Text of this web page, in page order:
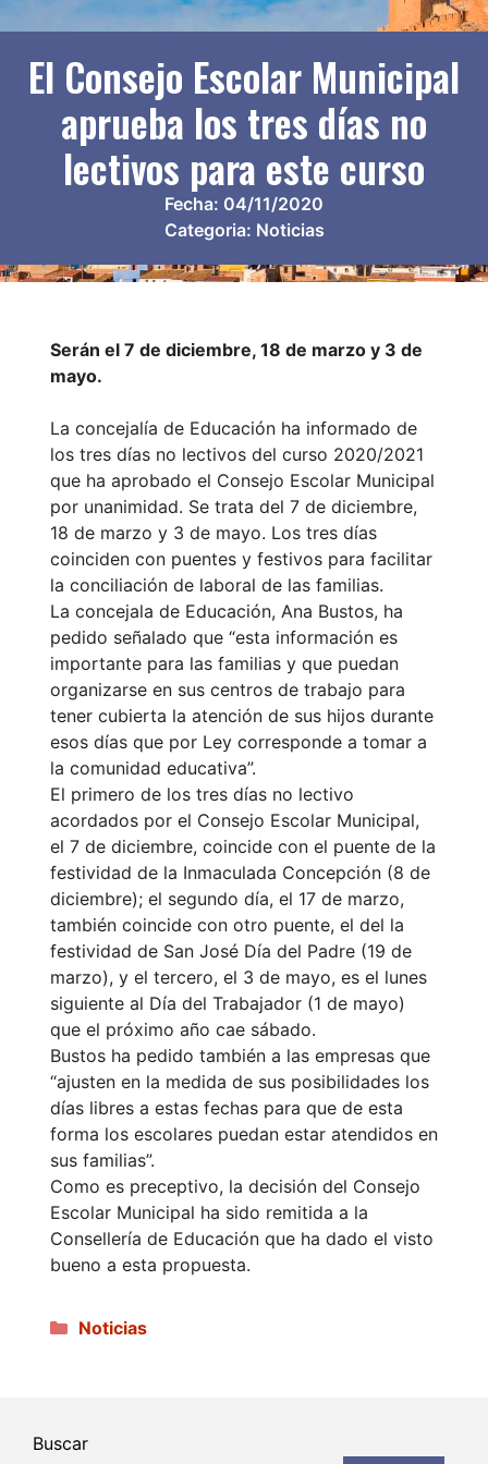
El Consejo Escolar Municipal
aprueba los tres días no
lectivos para este curso
Fecha: 04/11/2020
Categoria: Noticias
Serán el 7 de diciembre, 18 de marzo y 3 de
mayo.
La concejalía de Educación ha informado de
los tres días no lectivos del curso 2020/2021
que ha aprobado el Consejo Escolar Municipal
por unanimidad. Se trata del 7 de diciembre,
18 de marzo y 3 de mayo. Los tres días
coinciden con puentes y festivos para facilitar
la conciliación de laboral de las familias.
La concejala de Educación, Ana Bustos, ha
pedido señalado que “esta información es
importante para las familias y que puedan
organizarse en sus centros de trabajo para
tener cubierta la atención de sus hijos durante
esos días que por Ley corresponde a tomar a
la comunidad educativa”.
El primero de los tres días no lectivo
acordados por el Consejo Escolar Municipal,
el 7 de diciembre, coincide con el puente de la
festividad de la Inmaculada Concepción (8 de
diciembre); el segundo día, el 17 de marzo,
también coincide con otro puente, el del la
festividad de San José Día del Padre (19 de
marzo), y el tercero, el 3 de mayo, es el lunes
siguiente al Día del Trabajador (1 de mayo)
que el próximo año cae sábado.
Bustos ha pedido también a las empresas que
“ajusten en la medida de sus posibilidades los
días libres a estas fechas para que de esta
forma los escolares puedan estar atendidos en
sus familias”.
Como es preceptivo, la decisión del Consejo
Escolar Municipal ha sido remitida a la
Consellería de Educación que ha dado el visto
bueno a esta propuesta.
Categorías
Noticias
Buscar